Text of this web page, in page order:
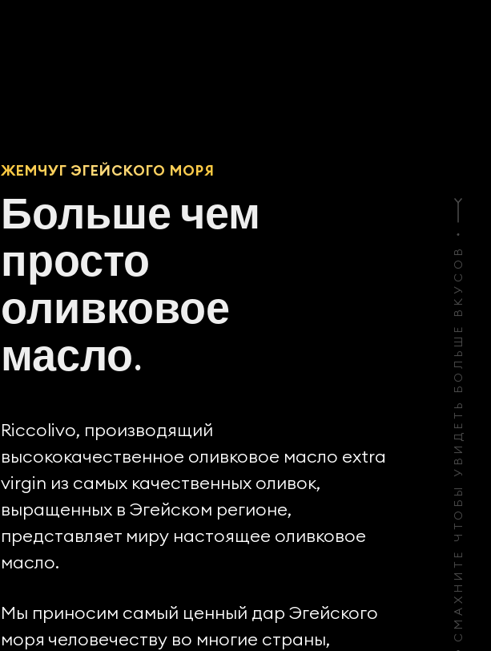
ЖЕМЧУГ ЭГЕЙСКОГО МОРЯ
Больше чем
просто
оливковое
масло.
Riccolivo, производящий
высококачественное оливковое масло extra
virgin из самых качественных оливок,
выращенных в Эгейском регионе,
представляет миру настоящее оливковое
масло.
Мы приносим самый ценный дар Эгейского
моря человечеству во многие страны,
СМАХНИТЕ ЧТОБЫ УВИДЕТЬ БОЛЬШЕ ВКУСОВ